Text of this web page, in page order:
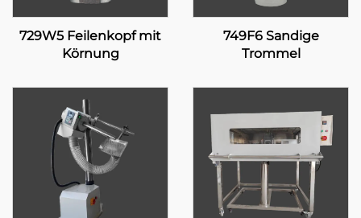
729W5 Feilenkopf mit
Körnung
749F6 Sandige
Trommel